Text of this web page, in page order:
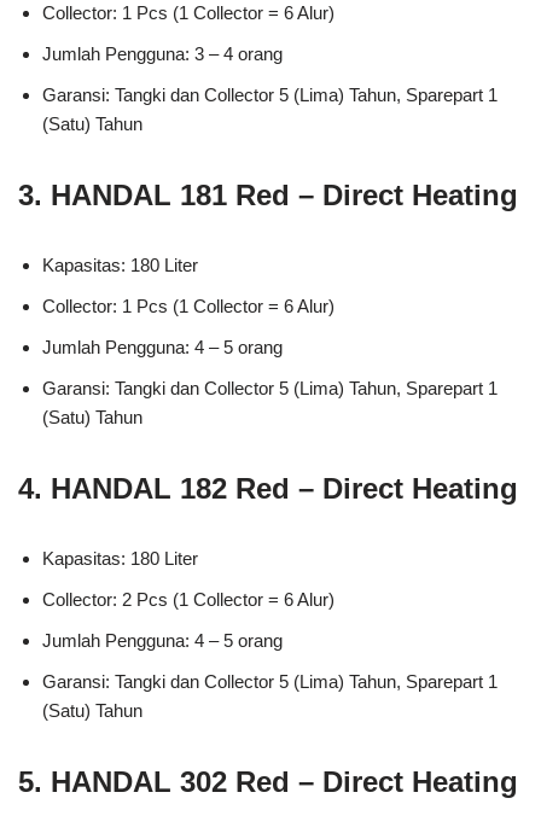
Collector: 1 Pcs (1 Collector = 6 Alur)
Jumlah Pengguna: 3 – 4 orang
Garansi: Tangki dan Collector 5 (Lima) Tahun, Sparepart 1
(Satu) Tahun
3. HANDAL 181 Red – Direct Heating
Kapasitas: 180 Liter
Collector: 1 Pcs (1 Collector = 6 Alur)
Jumlah Pengguna: 4 – 5 orang
Garansi: Tangki dan Collector 5 (Lima) Tahun, Sparepart 1
(Satu) Tahun
4. HANDAL 182 Red – Direct Heating
Kapasitas: 180 Liter
Collector: 2 Pcs (1 Collector = 6 Alur)
Jumlah Pengguna: 4 – 5 orang
Garansi: Tangki dan Collector 5 (Lima) Tahun, Sparepart 1
(Satu) Tahun
5. HANDAL 302 Red – Direct Heating